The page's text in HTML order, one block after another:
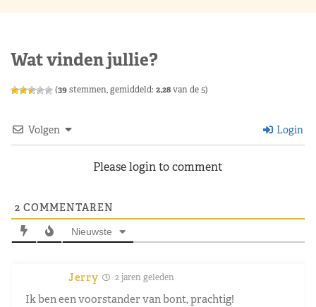
Wat vinden jullie?
(39stemmen, gemiddeld: 2,28van de 5)
Volgen Login
Please login to comment
2 COMMENTAREN
Nieuwste
Jerry 2 jaren geleden
Ik ben een voorstander van bont, prachtig!